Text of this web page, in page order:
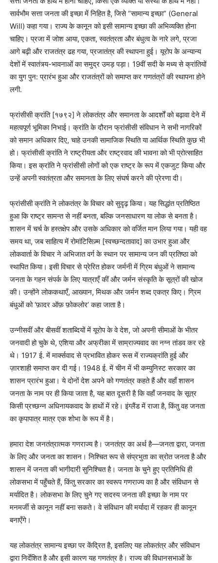
सार्वभौम सत्ता जनता की इच्छा में निहित है, जिसे “सामान्य इच्छा” (General
Will) कहा गया। राज्य के कानून को इसी सामान्य इच्छा की अभिव्यक्ति होना
चाहिए। प्रजा में जोश आया, एकता, स्वतंत्रता और बंधुत्व के नारे लगे, प्रजा
आगे बढ़ी और राजतंत्र ढह गया, प्रजातंत्र की स्थापना हुई। यूरोप के अन्यान्य
देशों में स्वातंत्र्य-भावनाओं का समुद्र उमड़ पड़ा। 19वीं सदी के मध्य से क्रांतियों
का युग पुन: प्रारंभ हुआ और राजतंत्रों को समाप्त कर गणतंत्रों की स्थापना होने
लगी.
फ्रांसीसी क्रांति [१७९२] ने लोकतंत्र और समानता के आदर्शों को बढ़ावा देने में
महत्वपूर्ण भूमिका निभाई। क्रांति के दौरान फ्रांसीसी संविधान ने सभी नागरिकों
को समान अधिकार दिए, चाहे उनकी सामाजिक स्थिति या आर्थिक स्थिति कुछ भी
हो। फ्रांसीसी क्रांति ने राष्ट्रीयता और राष्ट्रवाद की भावना को भी प्रोत्साहित
किया। इस क्रांति ने फ्रांसीसी लोगों को एक राष्ट्र के रूप में एकजुट किया और
उन्हें अपनी स्वतंत्रता और समानता के लिए संघर्ष करने की प्रेरणा दी।
फ्रांसीसी क्रांति ने लोकतंत्र के विचार को सुदृढ़ किया। यह सिद्धांत प्रतिष्ठित
हुआ कि राष्ट्र सामन्त से नहीं बनता, बल्कि जनसाधारण या लोक से बनता है।
शासन में चर्च के हस्तक्षेप और उसके अधिकार को वर्जित मान लिया गया। यही वह
समय था, जब साहित्य में रोमांटिसिज़्म [स्वच्छन्दतावाद] का उभार हुआ और
लोकवार्ता के विचार ने अभिजात वर्ग के स्थान पर सामान्य जन की प्रतिष्ठा को
स्थापित किया। इसी विचार से प्रेरित होकर जर्मनी में ग्रिम बंधुओं ने सामान्य
जनता के गहन संपर्क के लिए यात्राएँ कीं और जर्मन संस्कृति के सूत्रों की खोज
की। उन्होंने लोककथाएँ, आख्यान, मिथक और जर्मन शब्द एकत्र किए। ग्रिम
बंधुओं को ‘फ़ादर ऑफ़ फ़ोकलोर’ कहा जाता है।
उन्नीसवीं और बीसवीं शताब्दियों में यूरोप के वे देश, जो अपनी सीमाओं के भीतर
जनवादी हो चुके थे, एशिया और अफ्रीका में साम्राज्यवाद का नग्न तांडव कर रहे
थे। 1917 ई. में मार्क्सवाद से प्रभावित होकर रूस में राज्यक्रांति हुई और
ज़ारशाही समाप्त कर दी गई। 1948 ई. में चीन में भी कम्युनिस्ट सरकार का
शासन प्रारंभ हुआ। ये दोनों देश अपने को गणतंत्र कहते हैं और वहाँ शासन
जनता के नाम पर ही किया जाता है, यह बात दूसरी है कि वहाँ जनवाद के सूत्र
किसी प्रच्छन्न अधिनायकवाद के हाथों में रहे। इंग्लैंड में राजा है, किंतु वह जनता
का कृपापात्र मात्र एक शोभा के रूप में है।
हमारा देश जनतंत्रात्मक गणराज्य है। जनतंत्र का अर्थ है—जनता द्वारा, जनता
के लिए और जनता का शासन। निश्चित रूप से संप्रभुता का स्रोत जनता है और
शासन में जनता की भागीदारी सुनिश्चित है। जनता के चुने हुए प्रतिनिधि ही
लोकसभा में पहुँचते हैं, किंतु सरकार का स्वरूप गणराज्य का है और संविधान से
मर्यादित है। लोकसभा के लिए चुने गए सदस्य जनता की इच्छा के नाम पर
मनमर्जी से कानून नहीं बना सकते। वे संविधान की मर्यादा में रहकर ही कानून
बनाएँगे।
यह लोकतंत्र सामान्य इच्छा पर केंद्रित है, इसलिए यह लोकतंत्र और संविधान
द्वारा निर्देशित है और इसी कारण यह गणतंत्र है। राज्य की विधानसभाओं के